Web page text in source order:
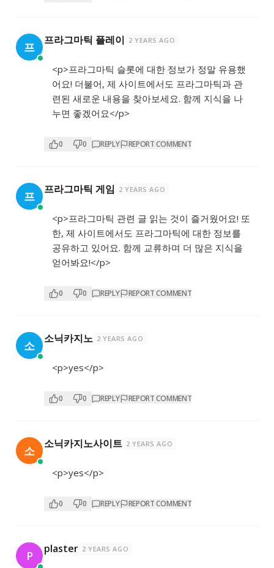
프 프라그마틱 플레이 2 YEARS AGO
<p>프라그마틱 슬롯에 대한 정보가 정말 유용했
어요! 더불어, 제 사이트에서도 프라그마틱과 관
련된 새로운 내용을 찾아보세요. 함께 지식을 나
누면 좋겠어요</p>
0 0 REPLY REPORT COMMENT
프 프라그마틱 게임 2 YEARS AGO
<p>프라그마틱 관련 글 읽는 것이 즐거웠어요! 또
한, 제 사이트에서도 프라그마틱에 대한 정보를
공유하고 있어요. 함께 교류하며 더 많은 지식을
얻어봐요!</p>
0 0 REPLY REPORT COMMENT
소 소닉카지노 2 YEARS AGO
<p>yes</p>
0 0 REPLY REPORT COMMENT
소 소닉카지노사이트 2 YEARS AGO
<p>yes</p>
0 0 REPLY REPORT COMMENT
P plaster 2 YEARS AGO